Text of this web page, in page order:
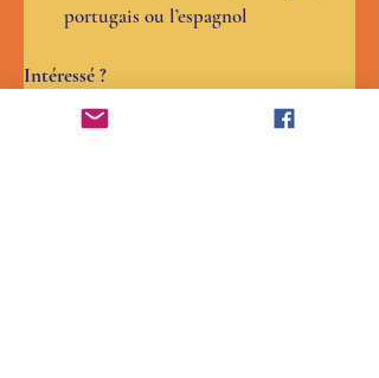
portugais ou l’espagnol
Intéressé ?
Envoyez un courriel à :
speechtracker@mcri.edu.au